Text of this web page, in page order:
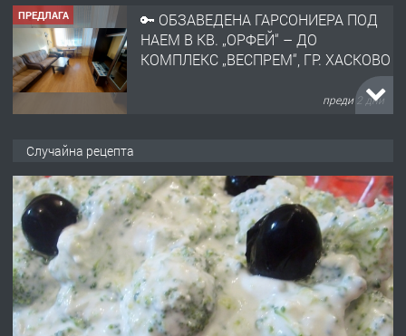
ПРЕДЛАГА
🔑 ОБЗАВЕДЕНА ГАРСОНИЕРА ПОД
НАЕМ В КВ. „ОРФЕЙ“ – ДО
КОМПЛЕКС „ВЕСПРЕМ“, ГР. ХАСКОВО
преди 2 дни
АПАРТАМЕНТ В ЦЕНТЪРА НА ГР.
ХАСКОВО
преди 3 дни
ПРЕДЛАГА Давам гараж под наем
Случайна рецепта